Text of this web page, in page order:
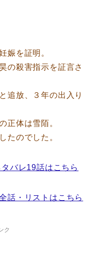
娠を証明。
の殺害指示を証言さ
追放、３年の出入り
正体は雪陌。
たのでした。
タバレ19話はこちら
話・リストはこちら
ク